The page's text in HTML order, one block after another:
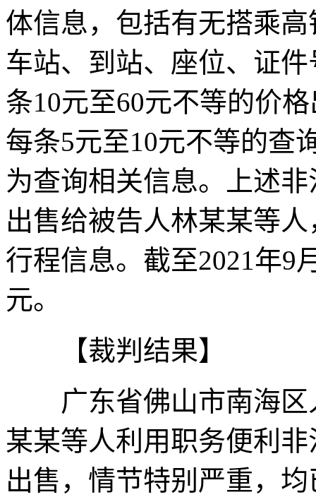
体信息，包括有无搭乘
车站、到站、座位、证
条10元至60元不等的价
每条5元至10元不等的查
为查询相关信息。上述
出售给被告人林某某等
行程信息。截至2021年9
元。
【裁判结果】
广东省佛山市南海区
某某等人利用职务便利
出售，情节特别严重，